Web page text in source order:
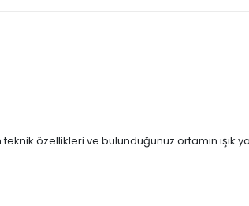
özellikleri ve bulunduğunuz ortamın ışık